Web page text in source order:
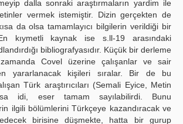
dalla sonraki araştırmaların yardim ile
vermek istemiştir. Dizin gerçekten de
da olsa tamamlayıcı bilgilerin verildiği bir
kıymetli kaynak ise s.ll-19 arasındaki
bibliografyasıdır. Küçük bir derleme
Covel üzerine çalışanlar ve sair
yararlanacak kişileri sıralar. Bir de bu
Türk araştırıcıları (Semali Eyice, Metin
idi, eser tamam sayılabilirdi. Bunu
ilgili bölümlerini Türkçeye kazandıracak ve
birisine düşmekte, hatta bir gurup